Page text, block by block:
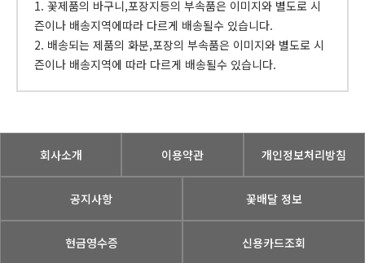
1. 꽃제품의 바구니,포장지등의 부속품은 이미지와 별도로 시
즌이나 배송지역에따라 다르게 배송될수 있습니다.
2. 배송되는 제품의 화분,포장의 부속품은 이미지와 별도로 시
즌이나 배송지역에 따라 다르게 배송될수 있습니다.
회사소개 이용약관 개인정보처리방침
공지사항 꽃배달 정보
현금영수증 신용카드조회